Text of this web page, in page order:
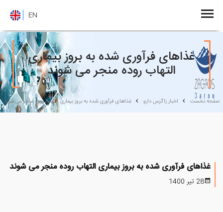
EN
غذاهای فرآوری شده به بروز بیماری
التهاب روده منجر می شوند
صفحه نخست اخبار زاگرس دارو غذاهای فرآوری شده به بروز بیماری التهاب روده منجر می شوند
غذاهای فرآوری شده به بروز بیماری التهاب روده منجر می شوند
28 تیر 1400